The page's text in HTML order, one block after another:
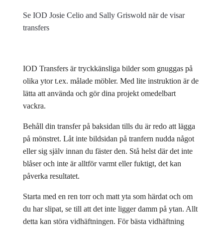
Se IOD Josie Celio and Sally Griswold när de visar
transfers
IOD Transfers är tryckkänsliga bilder som gnuggas på
olika ytor t.ex. målade möbler. Med lite instruktion är de
lätta att använda och gör dina projekt omedelbart
vackra.
Behåll din transfer på baksidan tills du är redo att lägga
på mönstret. Låt inte bildsidan på tranfern nudda något
eller sig själv innan du fäster den. Stå helst där det inte
blåser och inte är alltför varmt eller fuktigt, det kan
påverka resultatet.
Starta med en ren torr och matt yta som härdat och om
du har slipat, se till att det inte ligger damm på ytan. Allt
detta kan störa vidhäftningen. För bästa vidhäftning